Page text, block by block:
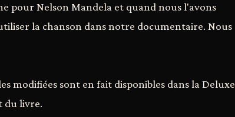
pour Nelson Mandela et quand nous l'avons
la chanson dans notre documentaire. Nous
modifiées sont en fait disponibles dans la Deluxe
du livre.